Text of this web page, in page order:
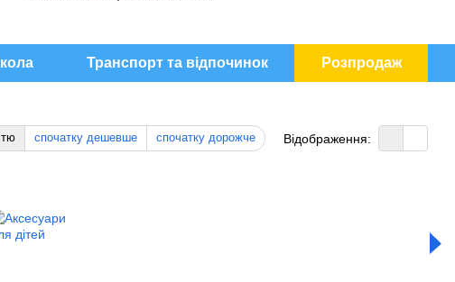
Транспорт та відпочинок Розпродаж
спочатку дешевше спочатку дорожче Відображення: